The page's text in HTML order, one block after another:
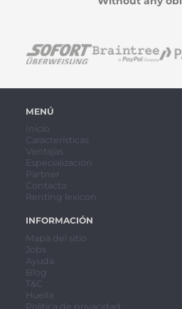
MENÚ
Inicio
Características
Ventajas
Especialización
Partner
Contacto
Renting lexicon
INFORMACIÓN
Mapa del sitio
Jobs
Ayuda
Blog
T&C
Huella
Política de privacidad